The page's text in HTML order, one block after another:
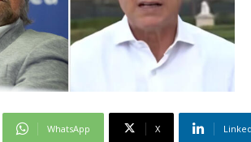
WhatsApp X